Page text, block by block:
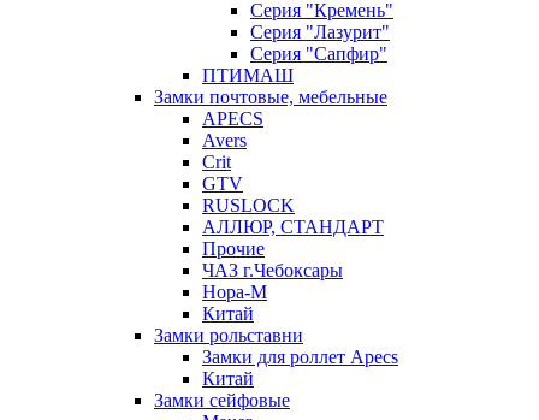
Серия "Кремень"
Серия "Лазурит"
Серия "Сапфир"
ПТИМАШ
Замки почтовые, мебельные
APECS
Avers
Crit
GTV
RUSLOCK
АЛЛЮР, СТАНДАРТ
Прочие
ЧАЗ г.Чебоксары
Нора-М
Китай
Замки рольставни
Замки для роллет Apecs
Китай
Замки сейфовые